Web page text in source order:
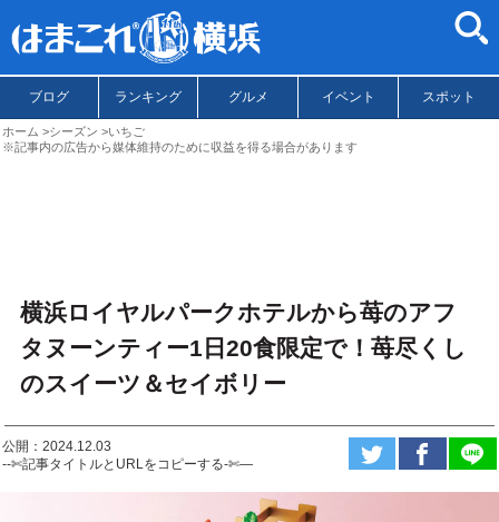
ブログ ランキング グルメ イベント スポット
ホーム シーズン
いちご
※記事内の広告から媒体維持のために収益を得る場合があります
横浜ロイヤルパークホテルから苺のアフ
タヌーンティー1日20食限定で！苺尽くし
のスイーツ＆セイボリー
公開：2024.12.03
--✄記事タイトルとURLをコピーする-✄—